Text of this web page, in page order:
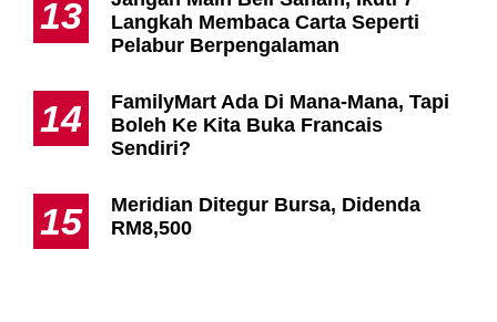
13
Langkah Membaca Carta Seperti
Pelabur Berpengalaman
14
FamilyMart Ada Di Mana-Mana, Tapi
Boleh Ke Kita Buka Francais
Sendiri?
15
Meridian Ditegur Bursa, Didenda
RM8,500